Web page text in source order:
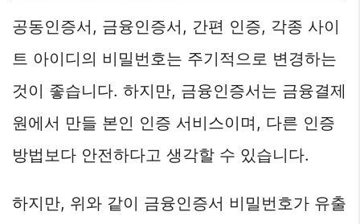
공동인증서, 금융인증서, 간편 인증, 각종 사이
트 아이디의 비밀번호는 주기적으로 변경하는
것이 좋습니다. 하지만, 금융인증서는 금융결제
원에서 만들 본인 인증 서비스이며, 다른 인증
방법보다 안전하다고 생각할 수 있습니다.
하지만, 위와 같이 금융인증서 비밀번호가 유출